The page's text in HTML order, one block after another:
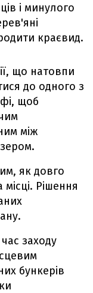
і минулого
краєвид.
що натовпи
до одного з
щоб
між
як довго
Рішення
заходу
бункерів